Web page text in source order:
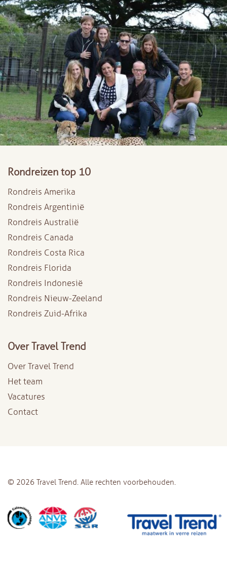
Rondreizen top 10
Rondreis Amerika
Rondreis Argentinië
Rondreis Australië
Rondreis Canada
Rondreis Costa Rica
Rondreis Florida
Rondreis Indonesië
Rondreis Nieuw-Zeeland
Rondreis Zuid-Afrika
Over Travel Trend
Over Travel Trend
Het team
Vacatures
Contact
© 2026 Travel Trend. Alle rechten voorbehouden.